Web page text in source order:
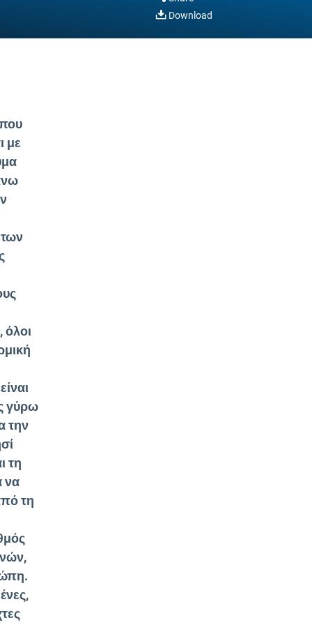
Download
με
των
όλοι
γύρω
την
τη
να
τη